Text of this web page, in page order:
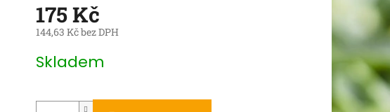
175 Kč
144,63 Kč bez DPH
cena:
Skladem